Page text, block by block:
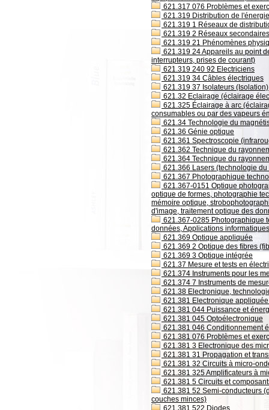
621.317 076 Problèmes et
621.319 Distribution de
621.319 1 Réseaux de
621.319 2 Réseaux
621.319 21 Phénomènes
621.319 24 Appareils au point
interrupteurs, prises de courant)
621.319 240 92 Electriciens
621.319 34 Câbles électriques
621.319 37 Isolateurs (Isolation)
621.32 Eclairage (éclairage
621.325 Éclairage à arc
consumables ou par des vapeurs
621.34 Technologie du
621.36 Génie optique
621.361 Spectroscopie
621.362 Technique du
621.364 Technique du
621.366 Lasers (technologie du
621.367 Photographique
621.367-0151 Optique
optique de formes, photographie
mémoire optique,
d'image, traitement optique des
621.367-0285 Photographique
données, Applications informatiques
621.369 Optique appliquée
621.369 2 Optique des fibres
621.369 3 Optique intégrée
621.37 Mesure et tests en
621.374 Instruments pour les
621.374 7 Instruments de
621.38 Electronique,
621.381 Electronique
621.381 044 Puissance et
621.381 045 Optoélectronique
621.381 046 Conditionnement
621.381 076 Problèmes et
621.381 3 Electronique des
621.381 31 Propagation et
621.381 32 Circuits à micro-
621.381 325 Amplificateurs à
621.381 5 Circuits et
621.381 52 Semi-conducteurs
couches minces)
621.381 522 Diodes